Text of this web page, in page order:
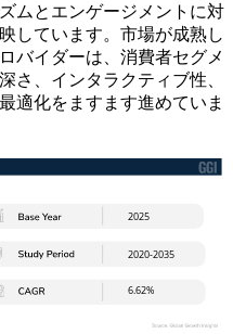
ムとエンゲージメントに対
しています。市場が成熟し
バイダーは、消費者セグメ
さ、インタラクティブ性、
適化をますます進めていま